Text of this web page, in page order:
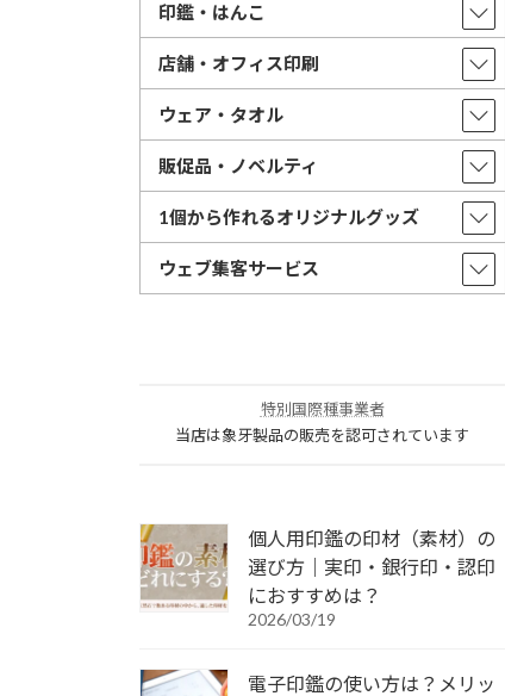
印鑑・はんこ
店舗・オフィス印刷
ウェア・タオル
販促品・ノベルティ
1個から作れるオリジナルグッズ
ウェブ集客サービス
特別国際種事業者
当店は象牙製品の販売を認可されています
個人用印鑑の印材（素材）の
選び方｜実印・銀行印・認印
におすすめは？
2026/03/19
電子印鑑の使い方は？メリッ